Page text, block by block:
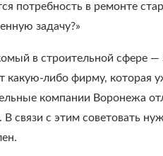
потребность в ремонте
задачу?»
в строительной сфере
какую-либо фирму, которая
компании Воронежа
связи с этим советовать